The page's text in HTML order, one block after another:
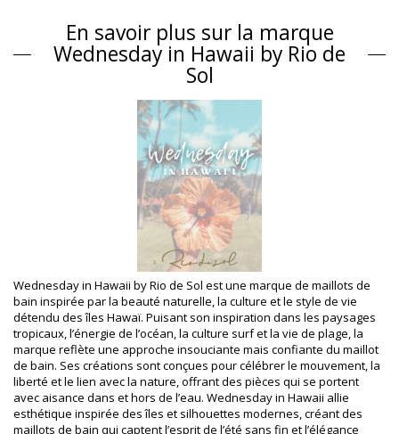
Maillot de bain 1 pièce Rouge Wednesday in Hawaii by
Rio de Sol HAWAII
Matière(s)
Spandex (LYCRA) - OEKO-TEX - Chlorine Resistant
Doublure: 84% Biodegradable Nylon (AMNI SOUL ECO), 16%
Spandex (LYCRA) - OEKO-TEX - Chlorine Resistant
Protection UV: UPF 50+
Informations sur le produit
Département: Femme, Maillot de bain 1 pièce
Ce produit comprend: 1 x Maillot de bain 1 pièce (Autres
HS CODE (Code douanes): 6112.41.0010
EAN: S (7899810396396), M (7899810396532), L (7899810396549),
XL (7899810396556)
Poids: 115g / 0.25lb / 4.06oz
Photos retouchées
Instructions de lavage et
d'entretien
Instructions d'entretien pour: Wednesday in Hawaii by
Rio de Sol Hibiscus Kona
En savoir plus sur la marque
Wednesday in Hawaii by Rio de
Sol
Wednesday in Hawaii by Rio de Sol est une marque de maillots de
bain inspirée par la beauté naturelle, la culture et le style de vie
détendu des îles Hawaï. Puisant son inspiration dans les paysages
tropicaux, l’énergie de l’océan, la culture surf et la vie de plage, la
marque reflète une approche insouciante mais confiante du maillot
de bain. Ses créations sont conçues pour célébrer le mouvement, la
liberté et le lien avec la nature, offrant des pièces qui se portent
avec aisance dans et hors de l’eau. Wednesday in Hawaii allie
esthétique inspirée des îles et silhouettes modernes, créant des
maillots de bain qui captent l’esprit de l’été sans fin et l’élégance